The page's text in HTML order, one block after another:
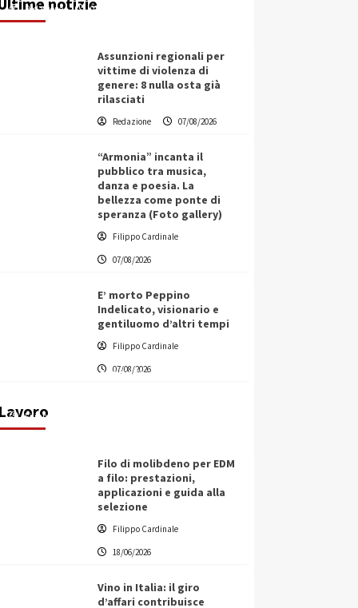
Redazione 07/08/2026
Assunzioni regionali per
vittime di violenza di
genere: 8 nulla osta già
rilasciati
Redazione 07/08/2026
“Armonia” incanta il
pubblico tra musica,
danza e poesia. La
bellezza come ponte di
speranza (Foto gallery)
Filippo Cardinale
07/08/2026
E’ morto Peppino
Indelicato, visionario e
gentiluomo d’altri tempi
Filippo Cardinale
07/08/2026
Lavoro
L’ingegnere saccense Buscarnera
partner chiave di un progetto
transnazionale per la transizione
Filippo Cardinale
Filo di molibdeno per EDM
a filo: prestazioni,
applicazioni e guida alla
selezione
Filippo Cardinale
18/06/2026
Vino in Italia: il giro
d’affari contribuisce